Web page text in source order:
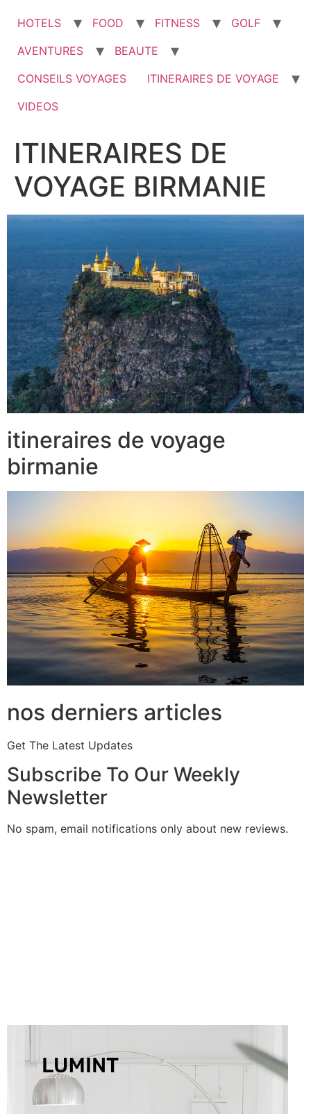
HOTELS FOOD FITNESS
GOLF
AVENTURES
BEAUTE
CONSEILS VOYAGES
ITINERAIRES DE VOYAGE
VIDEOS
ITINERAIRES DE
VOYAGE BIRMANIE
itineraires de voyage
birmanie
nos derniers articles
Get The Latest Updates
Subscribe To Our Weekly
Newsletter
No spam, email notifications only about new reviews.